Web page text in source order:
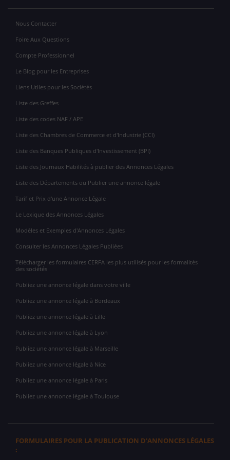
Nous Contacter
Foire Aux Questions
Compte Professionnel
Le Blog pour les Entreprises
Liens Utiles pour les Sociétés
Liste des Greffes
Liste des codes NAF / APE
Liste des Chambres de Commerce et d'Industrie (CCI)
Liste des Banques Publiques d'Investissement (BPI)
Liste des Journaux Habilités à publier des Annonces Légales
Liste des Départements ou Publier une annonce légale
Tarif et Prix d'une Annonce Légale
Le Lexique des Annonces Légales
Modèles et Exemples d'Annonces Légales
Consulter les Annonces Légales Publiées
Télécharger les formulaires CERFA les plus utilisés pour les formalités
des sociétés
Publiez une annonce légale dans votre ville
Publiez une annonce légale à Bordeaux
Publiez une annonce légale à Lille
Publiez une annonce légale à Lyon
Publiez une annonce légale à Marseille
Publiez une annonce légale à Nice
Publiez une annonce légale à Paris
Publiez une annonce légale à Toulouse
FORMULAIRES POUR LA PUBLICATION D'ANNONCES LÉGALES
: